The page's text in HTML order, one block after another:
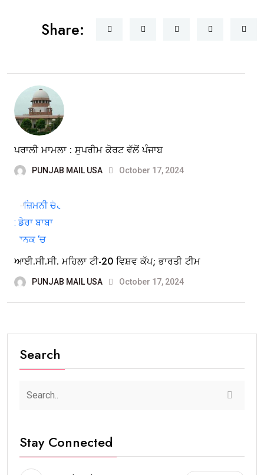
Share:
ਪਰਾਲੀ ਮਾਮਲਾ : ਸੁਪਰੀਮ ਕੋਰਟ ਵੱਲੋਂ ਪੰਜਾਬ
PUNJAB MAIL USA October 17, 2024
ਆਈ.ਸੀ.ਸੀ. ਮਹਿਲਾ ਟੀ-20 ਵਿਸ਼ਵ ਕੱਪ; ਭਾਰਤੀ ਟੀਮ
PUNJAB MAIL USA October 17, 2024
Search
Stay Connected